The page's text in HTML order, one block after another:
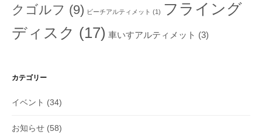
クゴルフ (9) ビーチアルティメット (1) フライング
ディスク (17) 車いすアルティメット (3)
カテゴリー
イベント (34)
お知らせ (58)